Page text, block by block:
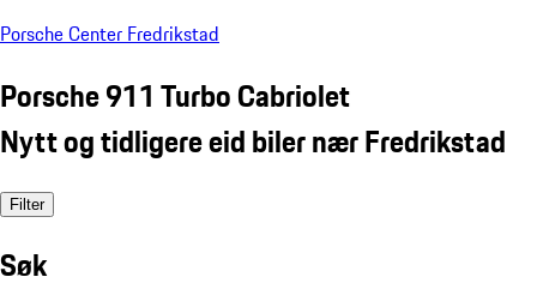
Porsche Center Fredrikstad
Porsche 911 Turbo Cabriolet
Nytt og tidligere eid biler nær Fredrikstad
Filter
Søk